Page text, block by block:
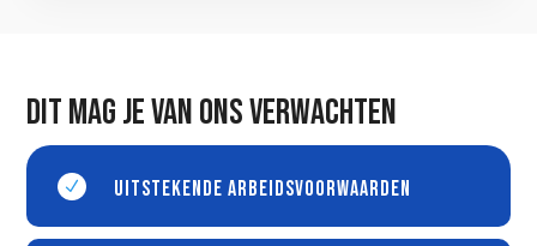
Dit mag je van ons verwachten
N Uitstekende arbeidsvoorwaarden